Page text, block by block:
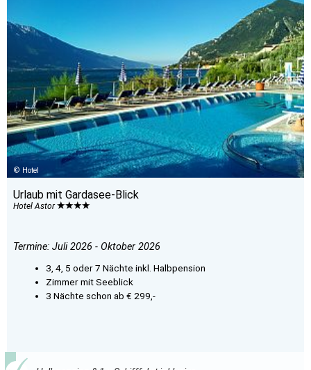
Hotel
Urlaub mit Gardasee-Blick
Hotel Astor
Termine: Juli 2026 - Oktober 2026
3, 4, 5 oder 7 Nächte inkl. Halbpension
Zimmer mit Seeblick
3 Nächte schon ab € 299,-